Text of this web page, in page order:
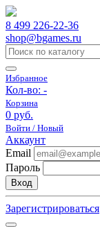
8 499 226-22-36
shop@bgames.ru
Избранное
Кол-во: -
Корзина
0 руб.
Войти / Новый
Аккаунт
Email
Пароль
Вход
Зарегистрироваться